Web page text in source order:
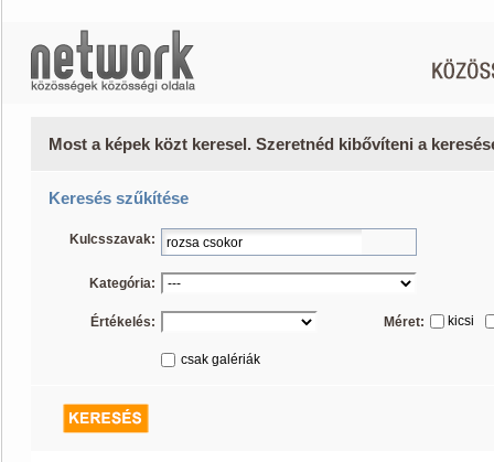
Most a képek közt keresel. Szeretnéd kibővíteni a
Keresés szűkítése
Kulcsszavak:
Kategória:
Értékelés: Méret: kicsi
csak galériák